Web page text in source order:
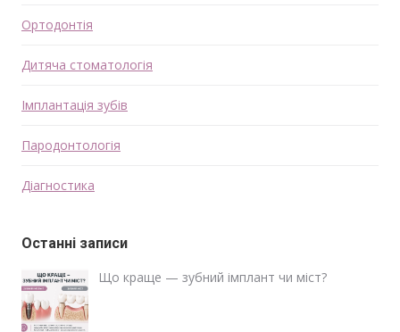
Ортодонтія
Дитяча стоматологія
Імплантація зубів
Пародонтологія
Діагностика
Останні записи
Що краще — зубний імплант чи міст?